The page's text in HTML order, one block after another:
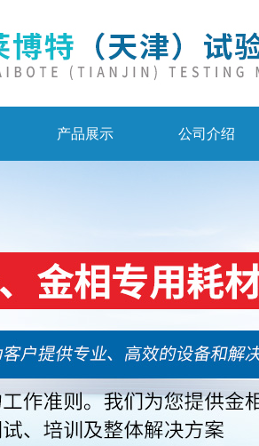
产品展示 公司介绍